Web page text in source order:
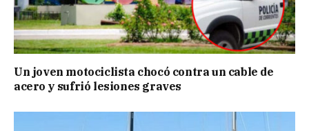
Un joven motociclista chocó contra un cable de
acero y sufrió lesiones graves